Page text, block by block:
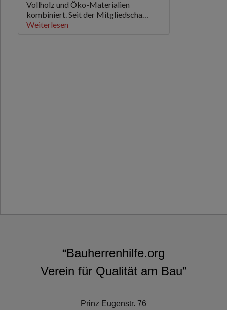
“Bauherrenhilfe.org
Verein für Qualität am Bau”
Prinz Eugenstr. 76